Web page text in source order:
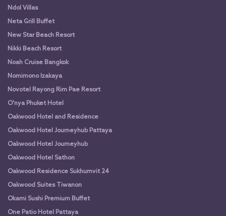
Ndol Villas
Neta Grill Buffet
New Star Beach Resort
Nikki Beach Resort
Noah Cruise Bangkok
Nomimono Izakaya
Novotel Rayong Rim Pae Resort
O'nya Phuket Hotel
Oakwood Hotel and Residence
Oakwood Hotel Journeyhub Pattaya
Oakwood Hotel Journeyhub
Oakwood Hotel Sathon
Oakwood Residence Sukhumvit 24
Oakwood Suites Tiwanon
Okami Sushi Premium Buffet
One Patio Hotel Pattaya